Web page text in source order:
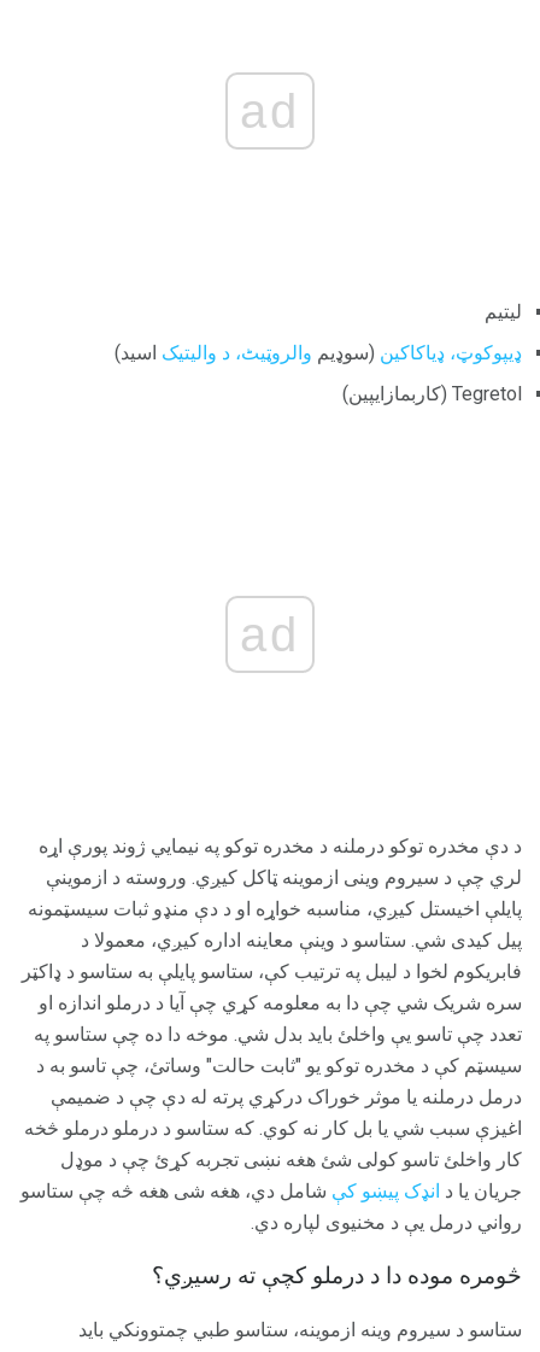
ad
لیتیم
ډیپوکوټ، ډیاکاکین (سوډیم والروټیٹ، د والیتیک اسید)
Tegretol (کاربمازایپین)
ad
د دې مخدره توکو درملنه د مخدره توکو په نیمایي ژوند پورې اړه
لري چې د سیروم وینی ازموینه ټاکل کیږي. وروسته د ازموینې
پایلې اخیستل کیږي، مناسبه خواړه او د دې منډو ثبات سیسټمونه
پیل کیدی شي. ستاسو د وینې معاینه اداره کیږي، معمولا د
فابریکوم لخوا د لیبل په ترتیب کې، ستاسو پایلې به ستاسو د ډاکټر
سره شریک شي چې دا به معلومه کړي چې آیا د درملو اندازه او
تعدد چې تاسو یې واخلئ باید بدل شي. موخه دا ده چې ستاسو په
سیسټم کې د مخدره توکو یو "ثابت حالت" وساتئ، چې تاسو به د
درمل درملنه یا موثر خوراک درکړي پرته له دې چې د ضمیمې
اغیزې سبب شي یا بل کار نه کوي. که ستاسو د درملو درملو څخه
کار واخلئ تاسو کولی شئ هغه نښی تجربه کړئ چې د موډل
جریان یا د انډک پیښو کې شامل دي، هغه شی هغه څه چې ستاسو
رواني درمل یې د مخنیوی لپاره دي.
څومره موده دا د درملو کچې ته رسیږي؟
ستاسو د سیروم وینه ازموینه، ستاسو طبي چمتوونکي باید